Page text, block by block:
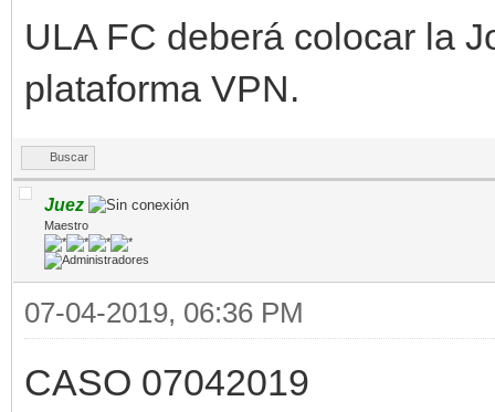
ULA FC deberá colocar la
plataforma VPN.
Buscar
Juez
Maestro
07-04-2019, 06:36 PM
CASO 07042019